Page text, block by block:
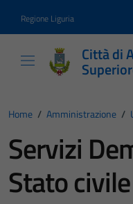
Regione Liguria
Città di
Home / Amministrazione /
Servizi
Stato civile